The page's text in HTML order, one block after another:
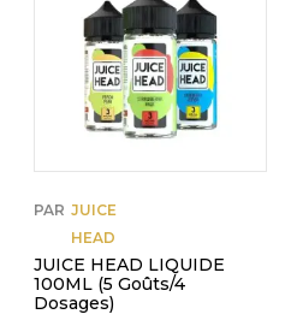
PAR JUICE
HEAD
JUICE HEAD LIQUIDE
100ML (5 Goûts/4
Dosages)